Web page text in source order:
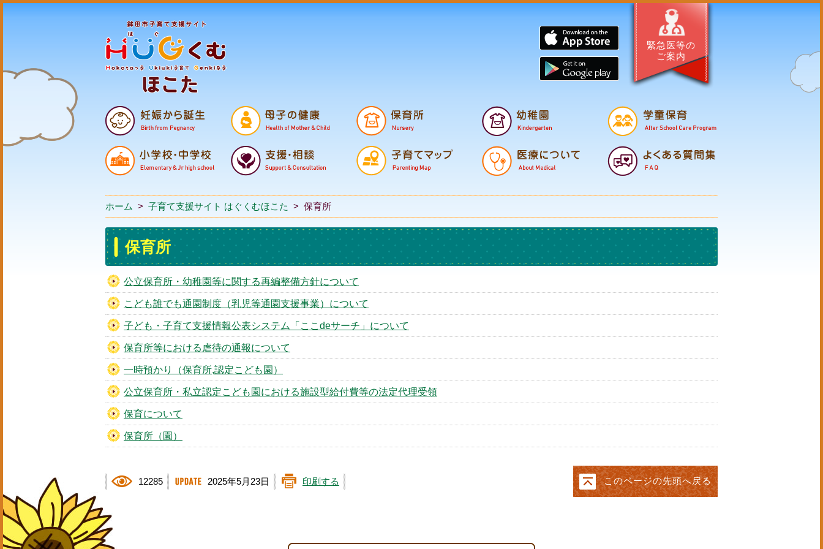
鉾田市子育て支援サイト・はぐくむほこた
Google
緊急医等の
ご案内
妊娠から誕生 保育所
小学校・中学校 支援・相談 子育てマップ
ホーム > 子育て支援サイト はぐくむほこた > 保育所
保育所
公立保育所・幼稚園等に関する再編整備方針について
こども誰でも通園制度（乳児等通園支援事業）について
子ども・子育て支援情報公表システム「ここdeサーチ」について
保育所等における虐待の通報について
一時預かり（保育所,認定こども園）
公立保育所・私立認定こども園における施設型給付費等の法定代理受領
保育について
保育所（園）
12285 2025年5月23日 印刷する このページの先頭へ戻る